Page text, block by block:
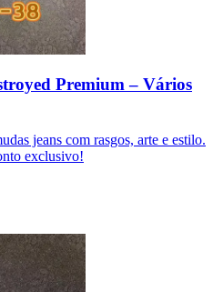
Premium – Vários
jeans com rasgos, arte e estilo.
exclusivo!